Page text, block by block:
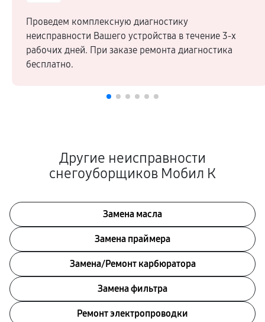
Проведем комплексную диагностику
неисправности Вашего устройства в течение 3-х
рабочих дней. При заказе ремонта диагностика
бесплатно.
Другие неисправности
снегоуборщиков Мобил К
Замена масла
Замена праймера
Замена/Pемонт карбюратора
Замена фильтра
Ремонт электропроводки